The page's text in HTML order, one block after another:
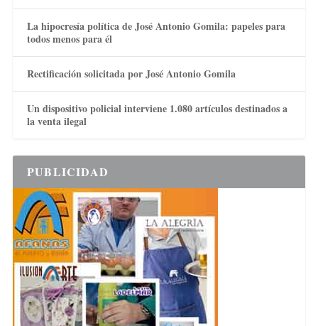
La hipocresía política de José Antonio Gomila: papeles para
todos menos para él
Rectificación solicitada por José Antonio Gomila
Un dispositivo policial interviene 1.080 artículos destinados a
la venta ilegal
PUBLICIDAD